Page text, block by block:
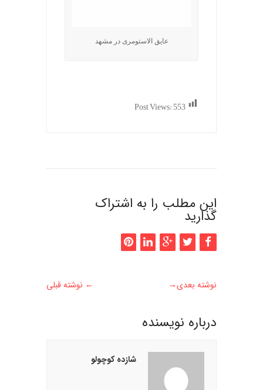
عایق الاستومری در مشهد
Post Views:553
این مطلب را به اشتراک
گذارید
← نوشته قبلی نوشته بعدی→
درباره نويسنده
شازده کوچولو